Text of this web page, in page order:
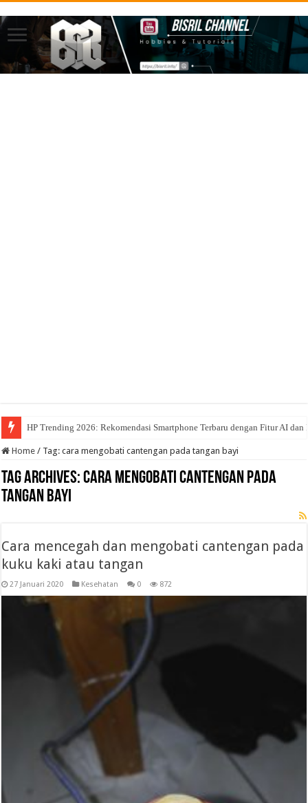
HP Trending 2026: Rekomendasi Smartphone Terbaru dengan Fitur AI dan
Home / Tag:cara mengobati cantengan pada tangan bayi
Tag Archives:cara mengobati cantengan pada
tangan bayi
Cara mencegah dan mengobati cantengan pada
kuku kaki atau tangan
27 Januari 2020 Kesehatan 0 872